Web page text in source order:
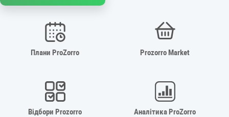
Плани ProZorro Prozorro Market
Відбори Prozorro Аналітика ProZorro